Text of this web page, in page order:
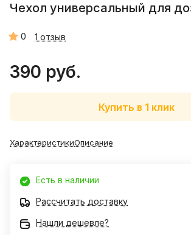
Чехол универсальный для
0 1 отзыв
390 руб.
Купить в 1 клик
ХарактеристикиОписание
Есть в наличии
Рассчитать доставку
Нашли дешевле?